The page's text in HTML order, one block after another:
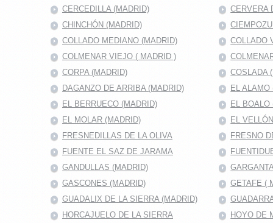
CERCEDILLA (MADRID)
CERVERA
CHINCHÓN (MADRID)
COLLADO MEDIANO (MADRID)
COLLADO
COLMENAR VIEJO ( MADRID )
CORPA (MADRID)
COSLADA
DAGANZO DE ARRIBA (MADRID)
EL ALAMO
EL BERRUECO (MADRID)
EL BOALO
EL MOLAR (MADRID)
EL
FRESNEDILLAS DE LA OLIVA
FRESNO
FUENTE EL SAZ DE JARAMA
GANDULLAS (MADRID)
GASCONES (MADRID)
GETAFE (
GUADALIX DE LA SIERRA (MADRID)
HORCAJUELO DE LA SIERRA
HOYO DE